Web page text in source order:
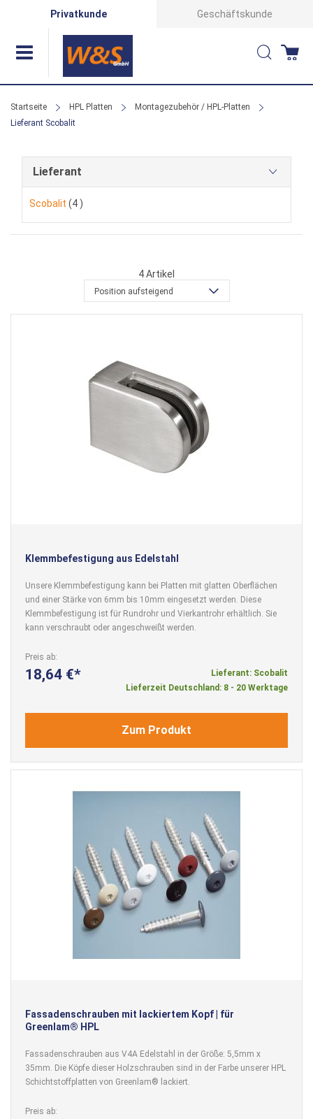
Privatkunde Geschäftskunde
Suche
Startseite HPL Platten
Montagezubehör / HPL-Platten
Lieferant Scobalit
4Artikel
Position aufsteigend
Klemmbefestigung aus Edelstahl
Unsere Klemmbefestigung kann bei Platten mit glatten Oberflächen
und einer Stärke von 6mm bis 10mm eingesetzt werden. Diese
Klemmbefestigung ist für Rundrohr und Vierkantrohr erhältlich. Sie
kann verschraubt oder angeschweißt werden.
Preis ab
18,64 €
Lieferant: Scobalit
Lieferzeit Deutschland: 8 - 20 Werktage
Zum Produkt
Fassadenschrauben mit lackiertem Kopf | für
Greenlam® HPL
Fassadenschrauben aus V4A Edelstahl in der Größe: 5,5mm x
35mm. Die Köpfe dieser Holzschrauben sind in der Farbe unserer HPL
Schichtstoffplatten von Greenlam® lackiert.
Preis ab
Lieferant
Scobalit 4Artikel